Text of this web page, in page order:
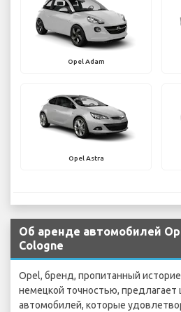
Opel Adam
Opel Astra
Об аренде автомобилей
Cologne
Opel, бренд, пропитанный
немецкой точностью,
автомобилей, которые